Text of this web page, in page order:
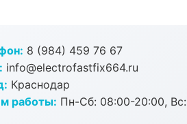
8 (984) 459 76 67
info@electrofastfix664.ru
Краснодар
работы: Пн-Сб: 08:00-20:00, Вс: